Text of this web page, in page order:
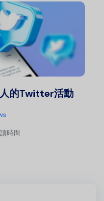
的Twitter活動
時間